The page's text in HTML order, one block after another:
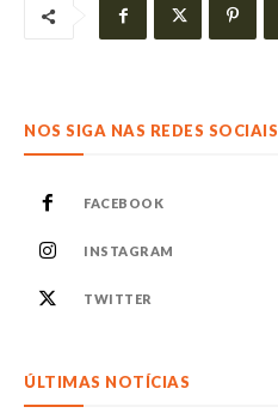
NOS SIGA NAS REDES SOCIAIS
FACEBOOK
INSTAGRAM
TWITTER
ÚLTIMAS NOTÍCIAS